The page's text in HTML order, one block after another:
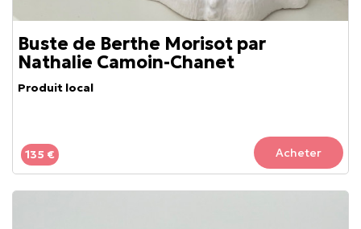
Buste de Berthe Morisot par
Nathalie Camoin-Chanet
Produit local
135 € Acheter